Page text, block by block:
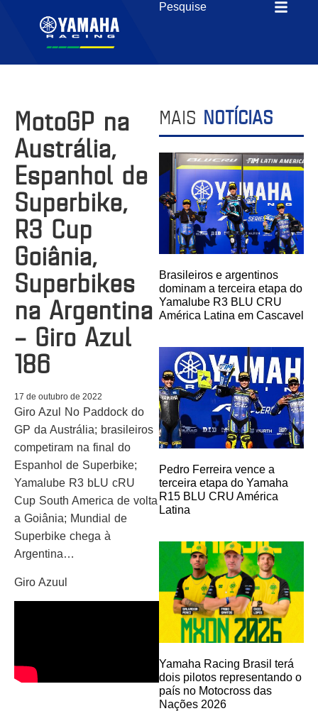
MotoGP na
Austrália,
Espanhol de
Superbike,
R3 Cup
Goiânia,
Superbikes
na Argentina
– Giro Azul
186
17 de outubro de 2022
Giro Azul No Paddock do
GP da Austrália; brasileiros
competiram na final do
Espanhol de Superbike;
Yamalube R3 bLU cRU
Cup South America de volta
a Goiânia; Mundial de
Superbike chega à
Argentina…
Giro Azuul
MAIS NOTÍCIAS
Brasileiros e argentinos
dominam a terceira etapa do
Yamalube R3 BLU CRU
América Latina em Cascavel
Pedro Ferreira vence a
terceira etapa do Yamaha
R15 BLU CRU América
Latina
Yamaha Racing Brasil terá
dois pilotos representando o
país no Motocross das
Nações 2026